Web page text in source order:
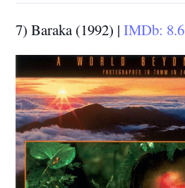
7) Baraka (1992) |IMDb: 8.6